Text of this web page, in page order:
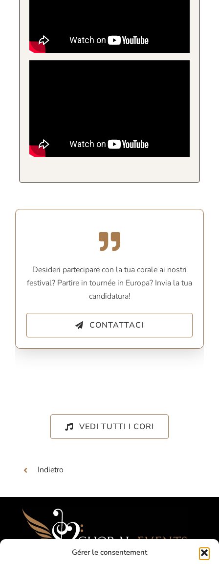
Gérer le consentement
Desideri partecipare con la tua corale ai nostri
festival? Partire in tournée in Europa? Invia la tua
candidatura!
CONTATTACI
VEDI TUTTI I CORI
Indietro